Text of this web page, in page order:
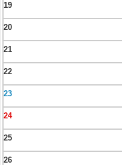
19
20
21
22
23
24
25
26